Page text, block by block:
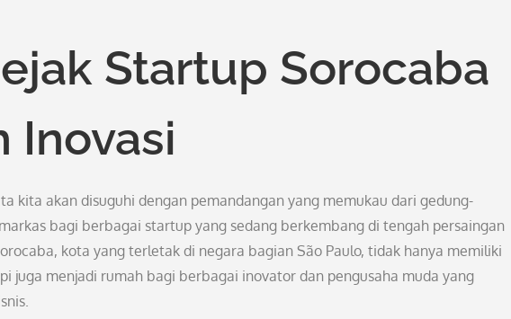
Startup Sorocaba
Inovasi
kita akan disuguhi dengan pemandangan yang memukau dari gedung-
bagi berbagai startup yang sedang berkembang di tengah persaingan
kota yang terletak di negara bagian São Paulo, tidak hanya memiliki
juga menjadi rumah bagi berbagai inovator dan pengusaha muda yang